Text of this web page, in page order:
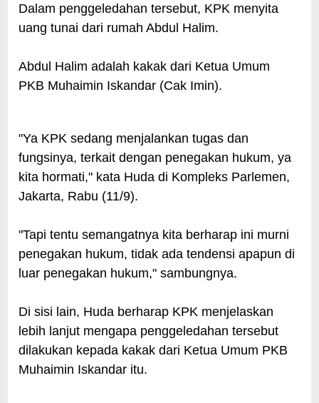
Dalam penggeledahan tersebut, KPK menyita
uang tunai dari rumah Abdul Halim.
Abdul Halim adalah kakak dari Ketua Umum
PKB Muhaimin Iskandar (Cak Imin).
"Ya KPK sedang menjalankan tugas dan
fungsinya, terkait dengan penegakan hukum, ya
kita hormati," kata Huda di Kompleks Parlemen,
Jakarta, Rabu (11/9).
"Tapi tentu semangatnya kita berharap ini murni
penegakan hukum, tidak ada tendensi apapun di
luar penegakan hukum," sambungnya.
Di sisi lain, Huda berharap KPK menjelaskan
lebih lanjut mengapa penggeledahan tersebut
dilakukan kepada kakak dari Ketua Umum PKB
Muhaimin Iskandar itu.